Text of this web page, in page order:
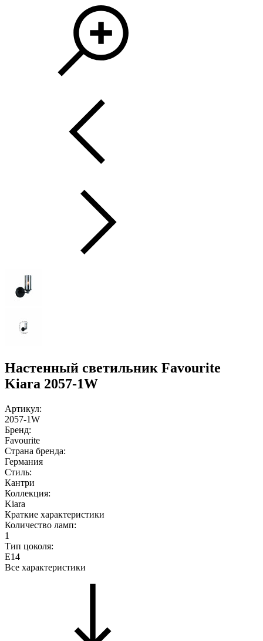
Настенный светильник Favourite
Kiara 2057-1W
Артикул:
2057-1W
Бренд:
Favourite
Страна бренда:
Германия
Стиль:
Кантри
Коллекция:
Kiara
Краткие характеристики
Количество ламп:
1
Тип цоколя:
E14
Все характеристики